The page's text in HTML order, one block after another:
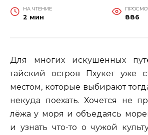
НА ЧТЕНИЕ
2 мин 886
Для многих искушенных
тайский остров Пхукет уже
местом, которые выбирают
некуда поехать. Хочется не
лёжа у моря и объедаясь
и узнать что-то о чужой